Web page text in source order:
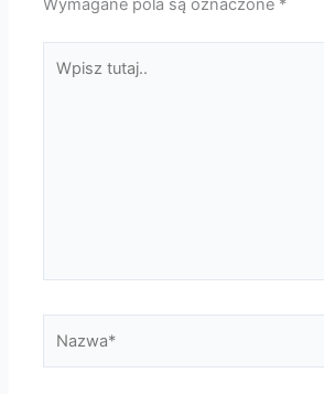
Wymagane pola są oznaczone *
tutaj..